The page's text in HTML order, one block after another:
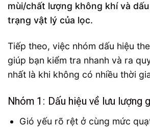
mùi/chất lượng không khí và
trạng vật lý của lọc.
Tiếp theo, việc nhóm dấu hiệu
giúp bạn kiểm tra nhanh và ra
nhất là khi không có nhiều thời
Nhóm 1: Dấu hiệu về lưu lượng
Gió yếu rõ rệt ở cùng mức